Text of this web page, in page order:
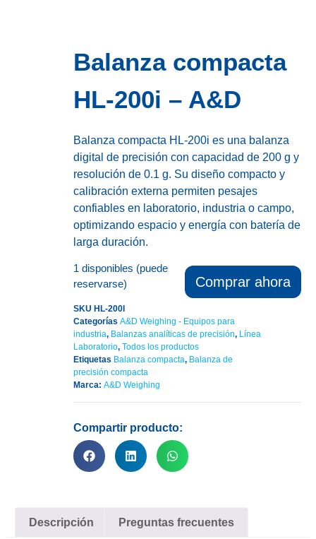
Balanza compacta
HL-200i – A&D
Balanza compacta HL-200i es una balanza
digital de precisión con capacidad de 200 g y
resolución de 0.1 g. Su diseño compacto y
calibración externa permiten pesajes
confiables en laboratorio, industria o campo,
optimizando espacio y energía con batería de
larga duración.
1 disponibles (puede
reservarse)
Comprar ahora
SKU HL-200I
Categorías A&D Weighing - Equipos para
industria, Balanzas analíticas de precisión, Línea
Laboratorio, Todos los productos
Etiquetas Balanza compacta, Balanza de
precisión compacta
Marca: A&D Weighing
Compartir producto:
Descripción Preguntas frecuentes